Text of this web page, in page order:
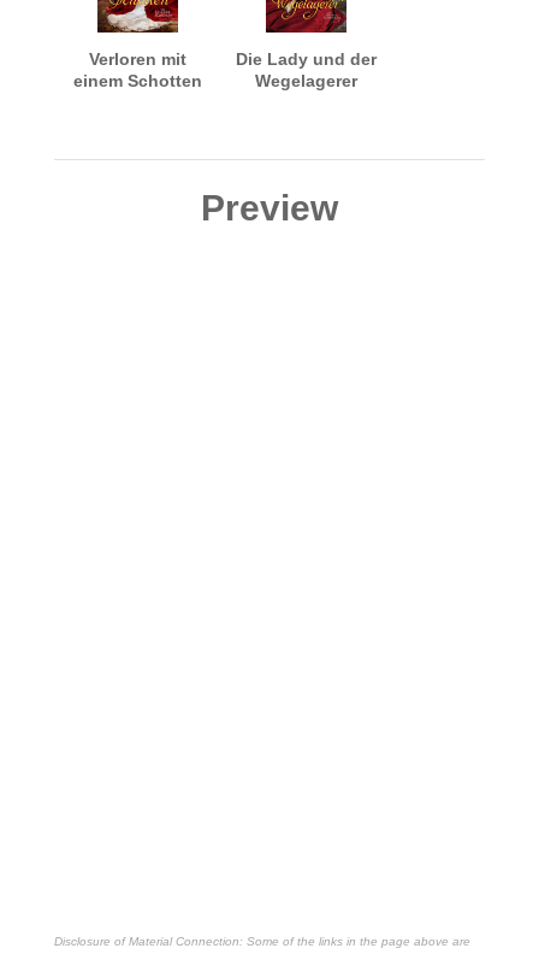
Verloren mit
einem Schotten
Die Lady und der
Wegelagerer
Preview
Disclosure of Material Connection: Some of the links in the page above are